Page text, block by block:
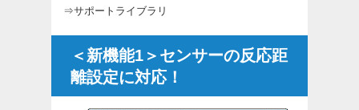
⇒サポートライブラリ
＜新機能1＞センサーの反応距
離設定に対応！